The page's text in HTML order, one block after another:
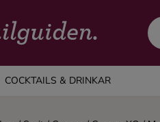
COCKTAILS & DRINKAR